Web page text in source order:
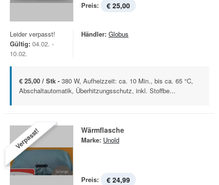
Preis: € 25,00
Leider verpasst!
Gültig: 04.02. -
10.02.
Händler: Globus
€ 25,00 / Stk - 380 W, Aufheizzeit: ca. 10 Min., bis ca. 65 °C,
Abschaltautomatik, Überhitzungsschutz, inkl. Stoffbe...
Verpasst! Wärmflasche
Marke: Unold
Preis: € 24,99